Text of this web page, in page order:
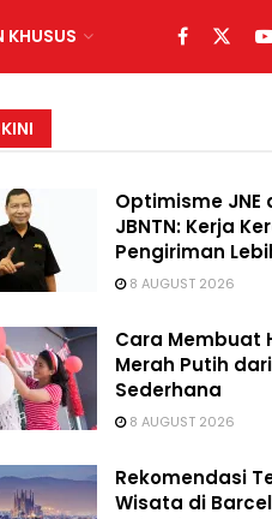
KHUSUS
Optimisme JNE
JBNTN: Kerja
Pengiriman
8 AUGUST 2026
Cara Membuat
Merah Putih
Sederhana
8 AUGUST 2026
Rekomendasi
Wisata di